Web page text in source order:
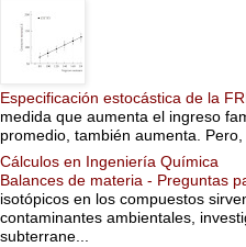
Especificación estocástica de la
medida que aumenta el ingreso
promedio, también aumenta.
Cálculos en Ingeniería Química
Balances de materia - Preguntas
isotópicos en los compuestos
contaminantes ambientales,
subterrane...